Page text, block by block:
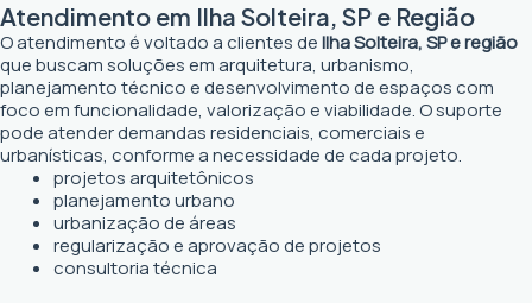
Atendimento em Ilha Solteira, SP e Região
O atendimento é voltado a clientes deIlha Solteira, SP e região
que buscam soluções em arquitetura, urbanismo,
planejamento técnico e desenvolvimento de espaços com
foco em funcionalidade, valorização e viabilidade. O suporte
pode atender demandas residenciais, comerciais e
urbanísticas, conforme a necessidade de cada projeto.
projetos arquitetônicos
planejamento urbano
urbanização de áreas
regularização e aprovação de projetos
consultoria técnica